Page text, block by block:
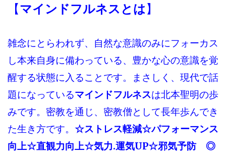
【マインドフルネスとは】
雑念にとらわれず、自然な意識のみにフォーカス
し本来自身に備わっている、豊かな心の意識を覚
醒する状態に入ることです。まさしく、現代で話
題になっているマインドフルネスは北本聖明の歩
みです。密教を通じ、密教僧として長年歩んでき
た生き方です。 ☆ストレス軽減☆パフォーマンス
向上☆直観力向上☆気力.運気UP☆邪気予防 ◎